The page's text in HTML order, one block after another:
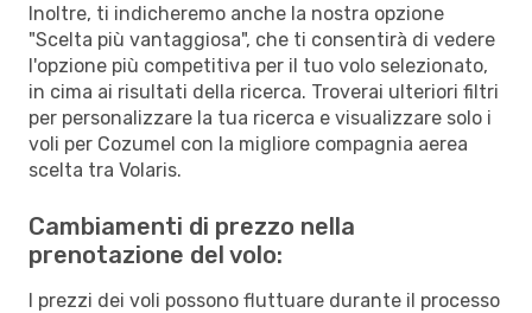
Inoltre, ti indicheremo anche la nostra opzione
"Scelta più vantaggiosa", che ti consentirà di vedere
l'opzione più competitiva per il tuo volo selezionato,
in cima ai risultati della ricerca. Troverai ulteriori filtri
per personalizzare la tua ricerca e visualizzare solo i
voli per Cozumel con la migliore compagnia aerea
scelta tra Volaris.
Cambiamenti di prezzo nella
prenotazione del volo:
I prezzi dei voli possono fluttuare durante il processo